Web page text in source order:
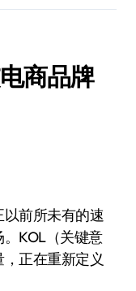
商品牌
KOL（关键意
正在重新定义